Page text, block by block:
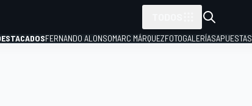
FERNANDO ALONSOMARC MÁRQUEZFOTOGALERÍASAPUESTAS